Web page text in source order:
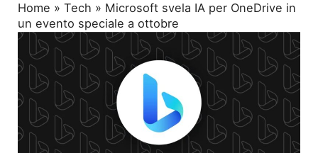
Home »Tech » Microsoft svela IA per OneDrive in
un evento speciale a ottobre